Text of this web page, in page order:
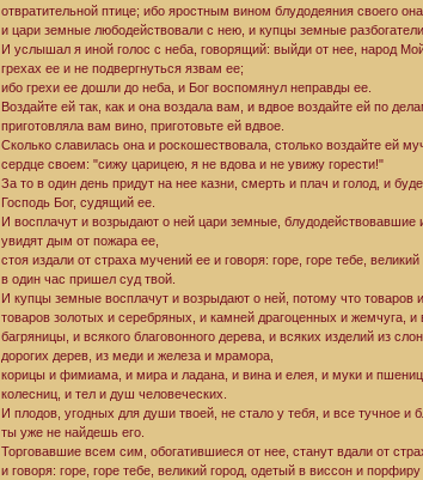
отвратительной птице; ибо яростным вином блудодеяния своего
и цари земные любодействовали с нею, и купцы земные
И услышал я иной голос с неба, говорящий: выйди от нее, народ
грехах ее и не подвергнуться язвам ее;
ибо грехи ее дошли до неба, и Бог воспомянул неправды ее.
Воздайте ей так, как и она воздала вам, и вдвое воздайте ей по
приготовляла вам вино, приготовьте ей вдвое.
Сколько славилась она и роскошествовала, столько воздайте ей
сердце своем: "сижу царицею, я не вдова и не увижу горести!"
За то в один день придут на нее казни, смерть и плач и голод, и
Господь Бог, судящий ее.
И восплачут и возрыдают о ней цари земные, блудодействовавшие
увидят дым от пожара ее,
стоя издали от страха мучений ее и говоря: горе, горе тебе,
в один час пришел суд твой.
И купцы земные восплачут и возрыдают о ней, потому что товаров
товаров золотых и серебряных, и камней драгоценных и жемчуга,
багряницы, и всякого благовонного дерева, и всяких изделий из
дорогих дерев, из меди и железа и мрамора,
корицы и фимиама, и мира и ладана, и вина и елея, и муки и
колесниц, и тел и душ человеческих.
И плодов, угодных для души твоей, не стало у тебя, и все тучное и
ты уже не найдешь его.
Торговавшие всем сим, обогатившиеся от нее, станут вдали от
и говоря: горе, горе тебе, великий город, одетый в виссон и